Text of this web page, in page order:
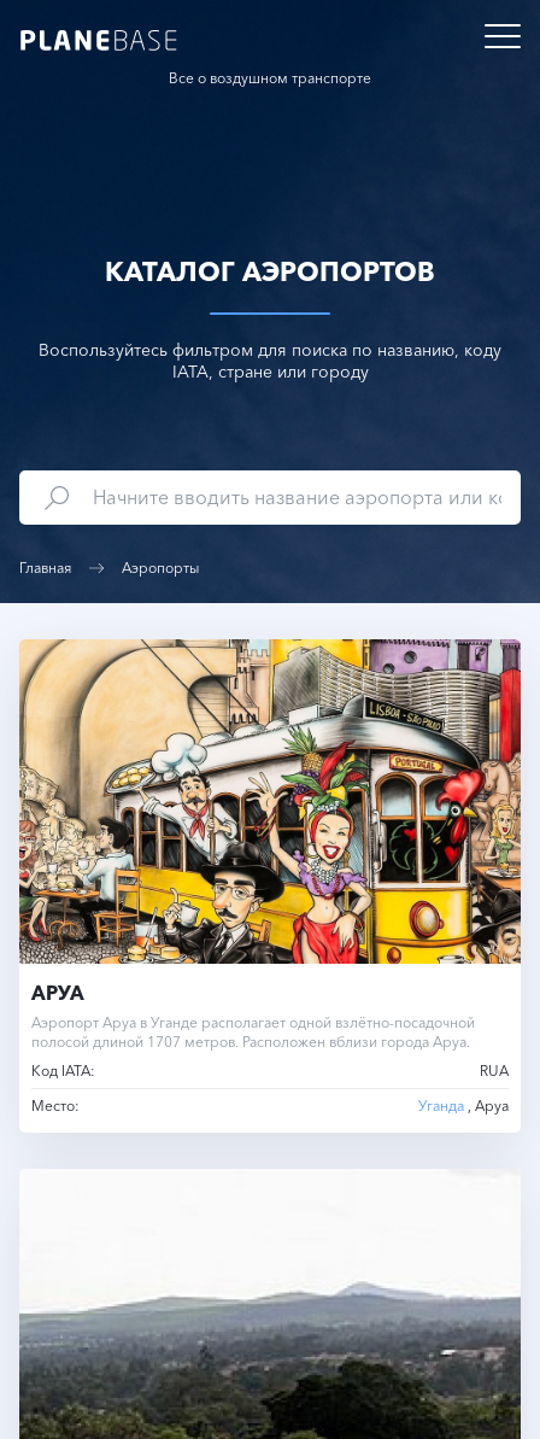
Все о воздушном транспорте
КАТАЛОГ АЭРОПОРТОВ
Воспользуйтесь фильтром для поиска по названию, коду
IATA, стране или городу
Главная Аэропорты
АРУА
Аэропорт Аруа в Уганде располагает одной взлётно-посадочной
полосой длиной 1707 метров. Расположен вблизи города Аруа.
Код IATA:
RUA
Место:
Уганда , Аруа